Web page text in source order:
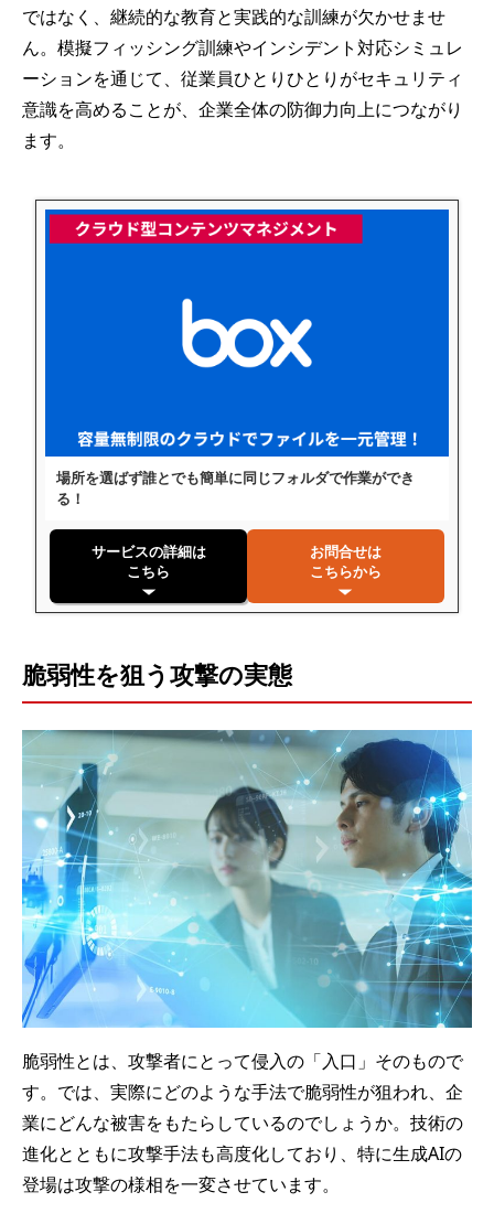
ではなく、継続的な教育と実践的な訓練が欠かせませ
ん。模擬フィッシング訓練やインシデント対応シミュレ
ーションを通じて、従業員ひとりひとりがセキュリティ
意識を高めることが、企業全体の防御力向上につながり
ます。
場所を選ばず誰とでも簡単に同じフォルダで作業ができ
る！
サービスの詳細は
こちら
お問合せは
こちらから
脆弱性を狙う攻撃の実態
脆弱性とは、攻撃者にとって侵入の「入口」そのもので
す。では、実際にどのような手法で脆弱性が狙われ、企
業にどんな被害をもたらしているのでしょうか。技術の
進化とともに攻撃手法も高度化しており、特に生成AIの
登場は攻撃の様相を一変させています。